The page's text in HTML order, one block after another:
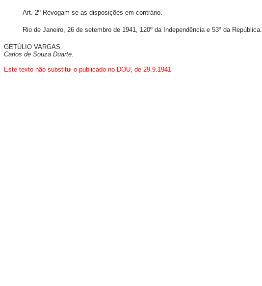
Art. 2º Revogam-se as disposições em contrário.
Rio de Janeiro, 26 de setembro de 1941, 120º da Independência e 53º da República.
GETÚLIO VARGAS.
Carlos de Souza Duarte.
Este texto não substitui o publicado no DOU, de 29.9.1941